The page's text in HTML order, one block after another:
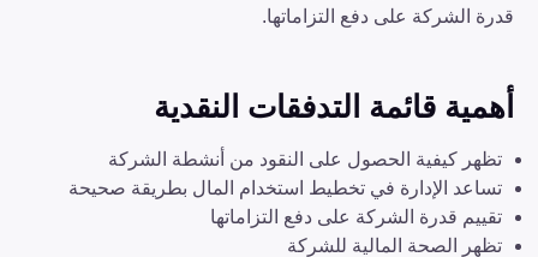
قدرة الشركة على دفع التزاماتها.
أهمية قائمة التدفقات النقدية
تظهر كيفية الحصول على النقود من أنشطة الشركة
تساعد الإدارة في تخطيط استخدام المال بطريقة صحيحة
تقييم قدرة الشركة على دفع التزاماتها
تظهر الصحة المالية للشركة